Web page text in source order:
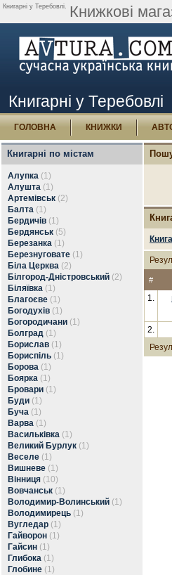
Книгарні у Теребовлі. Книжкові
Книгарні у Теребовлі
ГОЛОВНА КНИЖКИ
Книгарні по містам
Алупка (1)
Алушта (1)
Артемівськ (2)
Балта (1)
Бердичів (1)
Бердянськ (5)
Березанка (1)
Березнуговате (1)
Біла Церква (2)
Білгород-Дністровський (2)
Біляївка (1)
Благоєве (1)
Богодухів (1)
Богородичани (1)
Болград (1)
Борислав (1)
Бориспіль (1)
Борова (1)
Боярка (1)
Бровари (1)
Буди (1)
Буча (1)
Варва (1)
Васильківка (1)
Великий Бурлук (1)
Веселе (1)
Вишневе (1)
Вінниця (10)
Вовчанськ (1)
Володимир-Волинський (1)
Володимирець (1)
Вугледар (1)
Гайворон (1)
Гайсин (1)
Глибока (1)
Глобине (1)
#
1.
2.